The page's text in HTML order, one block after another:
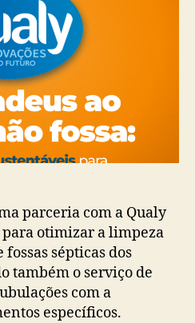
parceria com a Qualy
otimizar a limpeza
sépticas dos
também o serviço de
com a
específicos.